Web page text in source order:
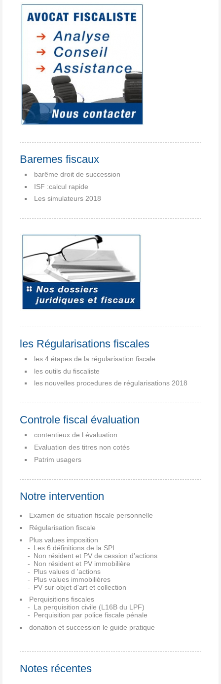
Baremes fiscaux
barême droit de succession
ISF :calcul rapide
Les simulateurs 2018
les Régularisations fiscales
les 4 étapes de la régularisation fiscale
les outils du fiscaliste
les nouvelles procedures de régularisations 2018
Controle fiscal évaluation
contentieux de l évaluation
Evaluation des titres non cotés
Patrim usagers
Notre intervention
Examen de situation fiscale personnelle
Régularisation fiscale
Plus values imposition
Les 6 définitions de la SPI
Non résident et PV de cession d'actions
Non résident et PV immobilière
Plus values d 'actions
Plus values immobilières
PV sur objet d'art et collection
Perquisitions fiscales
La perquisition civile (L16B du LPF)
Perquisition par police fiscale pénale
donation et succession le guide pratique
Notes récentes